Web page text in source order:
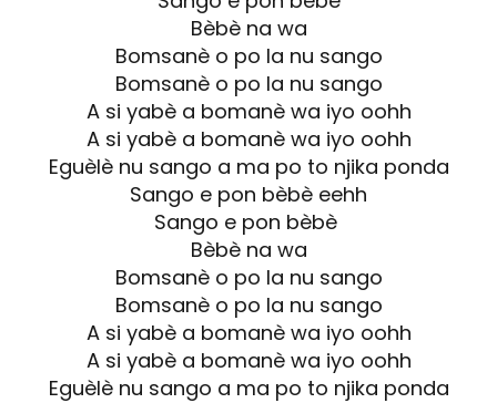
Bèbè na wa
Bomsanè o po la nu sango
Bomsanè o po la nu sango
A si yabè a bomanè wa iyo oohh
A si yabè a bomanè wa iyo oohh
Eguèlè nu sango a ma po to njika ponda
Sango e pon bèbè eehh
Sango e pon bèbè
Bèbè na wa
Bomsanè o po la nu sango
Bomsanè o po la nu sango
A si yabè a bomanè wa iyo oohh
A si yabè a bomanè wa iyo oohh
Eguèlè nu sango a ma po to njika ponda